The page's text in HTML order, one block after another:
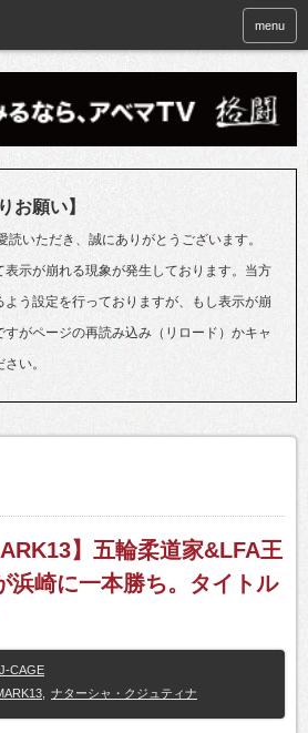
menu
お願い】
読いただき、誠にありがとうございます。
示が崩れる現象が発生しております。当方
う設定を行っておりますが、もし表示が崩
がページの再読み込み（リロード）かキャ
い。
】五輪柔道家&LFA王
浜崎に一本勝ち。タイトル
J-CAGE
ナターシャ・クジュティナ